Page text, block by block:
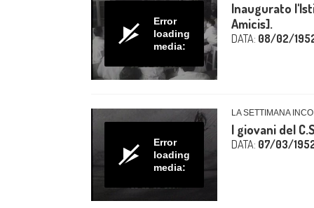
Error
loading
media:
Inaugurato
Amicis].
DATA: 08/02/
Error
loading
media:
LA SETTIMANA
I giovani del
DATA: 07/03/